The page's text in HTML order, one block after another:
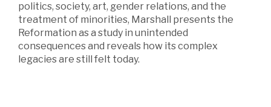
politics, society, art, gender relations, and the
treatment of minorities, Marshall presents the
Reformation as a study in unintended
consequences and reveals how its complex
legacies are still felt today.